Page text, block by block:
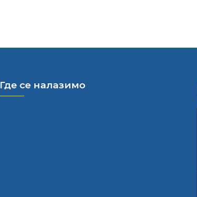
Где се налазимо